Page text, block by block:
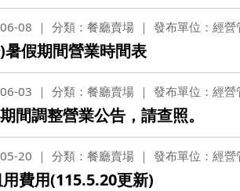
光復校區)
陽明校區)
會
督委員會
排水
與安全檢查
導
08 分類：餐廳賣場 發布單位：經營
假期間營業時間表
03 分類：餐廳賣場 發布單位：經營
間調整營業公告，請查照。
20 分類：餐廳賣場 發布單位：經營
費用(115.5.20更新)